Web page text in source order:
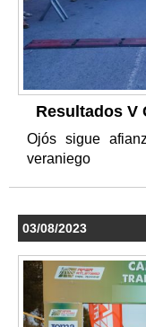
Resultados V
Ojós sigue
veraniego
03/08/2023